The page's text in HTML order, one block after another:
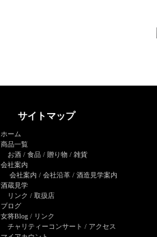
サイトマップ
ホーム
商品一覧
お酒 / 食品 / 贈り物 / 雑貨
会社案内
会社案内 / 会社沿革 / 酒造見学案内
酒蔵見学
リンク / 取扱店
ブログ
女将Blog / リンク
チャリティーコンサート / アクセス